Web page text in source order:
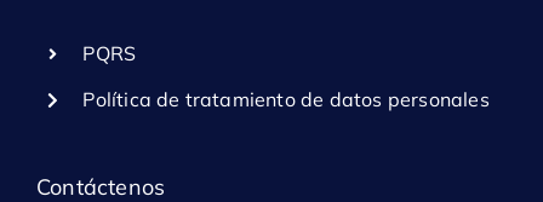
PQRS
Política de tratamiento de datos personales
Contáctenos